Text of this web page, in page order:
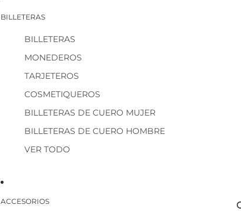
BILLETERAS
BILLETERAS
MONEDEROS
TARJETEROS
COSMETIQUEROS
BILLETERAS DE CUERO MUJER
BILLETERAS DE CUERO HOMBRE
VER TODO
ACCESORIOS